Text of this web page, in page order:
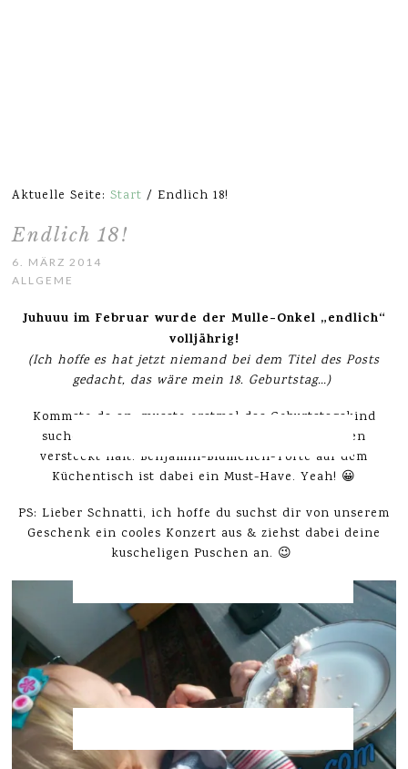
Aktuelle Seite:Start / Endlich 18!
Endlich 18!
6. MÄRZ 2014
ALLGEMEIN
Juhuuu im Februar wurde der Mulle-Onkel „endlich“
volljährig!
(Ich hoffe es hat jetzt niemand bei dem Titel des Posts
gedacht, das wäre mein 18. Geburtstag…)
Kommste da an, musste erstmal das Geburtstagskind
suchen, was sich im Zimmer mit Gleichgesinnten
versteckt hält. Benjamin-Blümchen-Torte auf dem
Küchentisch ist dabei ein Must-Have. Yeah! 😀
PS: Lieber Schnatti, ich hoffe du suchst dir von unserem
Geschenk ein cooles Konzert aus & ziehst dabei deine
kuscheligen Puschen an. 😉